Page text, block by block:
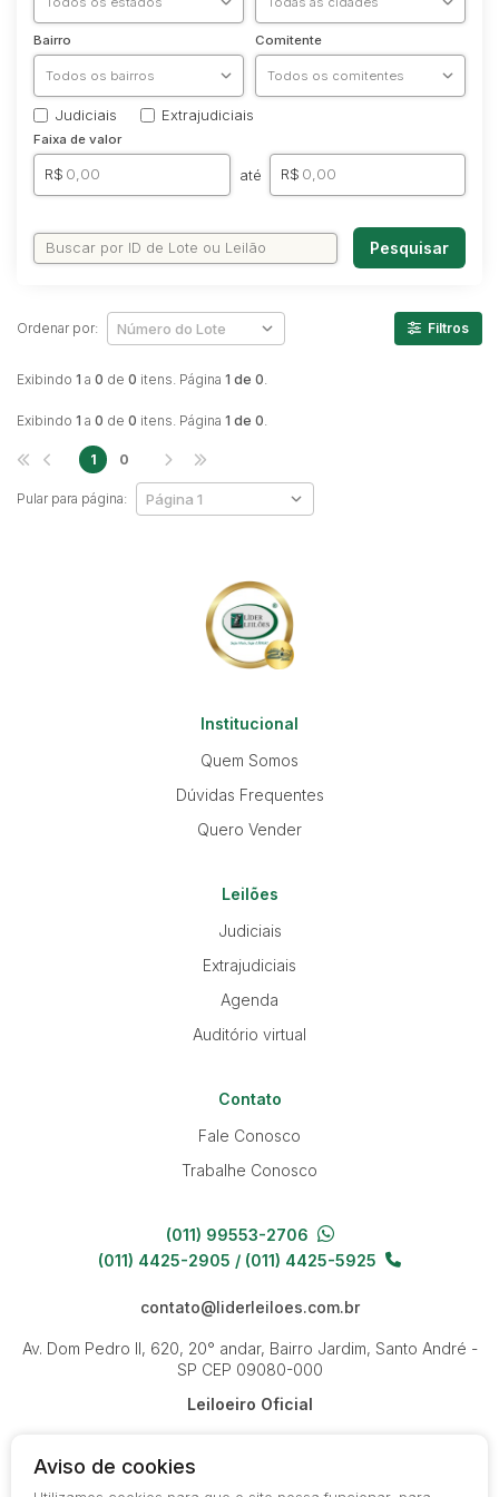
Caminhonetes
Carros
Máquina Varredeira
Motos
Pá Carregadeira
SUV
Bairro Comitente
Judiciais Extrajudiciais
Faixa de valor
R$ até R$
Pesquisar
Exibindo 1 a 0 de 0 itens. Página 1 de 0.
Ordenar por: Filtros
Exibindo 1 a 0 de 0 itens. Página 1 de 0.
Pular para página:
1 0
Institucional
Quem Somos
Dúvidas Frequentes
Quero Vender
Leilões
Judiciais
Extrajudiciais
Agenda
Auditório virtual
Contato
Fale Conosco
Trabalhe Conosco
(011) 99553-2706
(011) 4425-2905 / (011) 4425-5925
contato@liderleiloes.com.br
Av. Dom Pedro II, 620, 20° andar, Bairro Jardim, Santo André -
SP CEP 09080-000
Leiloeiro Oficial
Aviso de cookies